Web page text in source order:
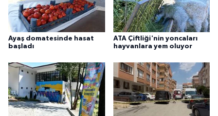
Ayaş domatesinde hasat
başladı
ATA Çiftliği'nin yoncaları
hayvanlara yem oluyor